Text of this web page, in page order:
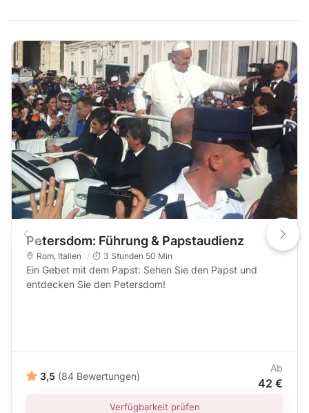
Petersdom: Führung & Papstaudienz
Rom, Italien 3 Stunden 50 Min
Ein Gebet mit dem Papst: Sehen Sie den Papst und
entdecken Sie den Petersdom!
3,5 (84 Bewertungen)
Ab
42 €
Verfügbarkeit prüfen